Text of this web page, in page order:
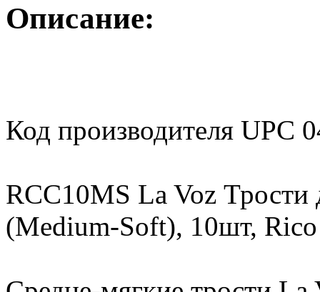
Описание:
Код производителя UPC
RCC10MS La Voz Трости
(Medium-Soft), 10шт, Rico